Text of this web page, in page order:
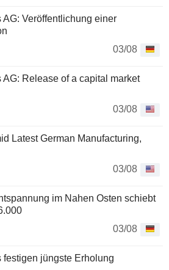
Veröffentlichung einer
03/08
Release of a capital market
03/08
Latest German Manufacturing,
03/08
im Nahen Osten schiebt
03/08
jüngste Erholung